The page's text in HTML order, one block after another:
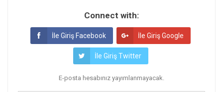
Connect with:
İle Giriş Facebook İle Giriş Google
İle Giriş Twitter
E-posta hesabınız yayımlanmayacak.